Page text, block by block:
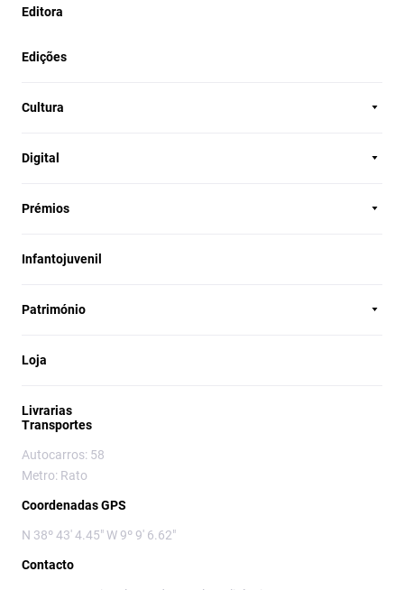
Editora
Edições
Cultura
Digital
Prémios
Infantojuvenil
Património
Loja
Livrarias
Transportes
Autocarros: 58
Metro: Rato
Coordenadas GPS
N 38º 43' 4.45" W 9º 9' 6.62"
Contacto